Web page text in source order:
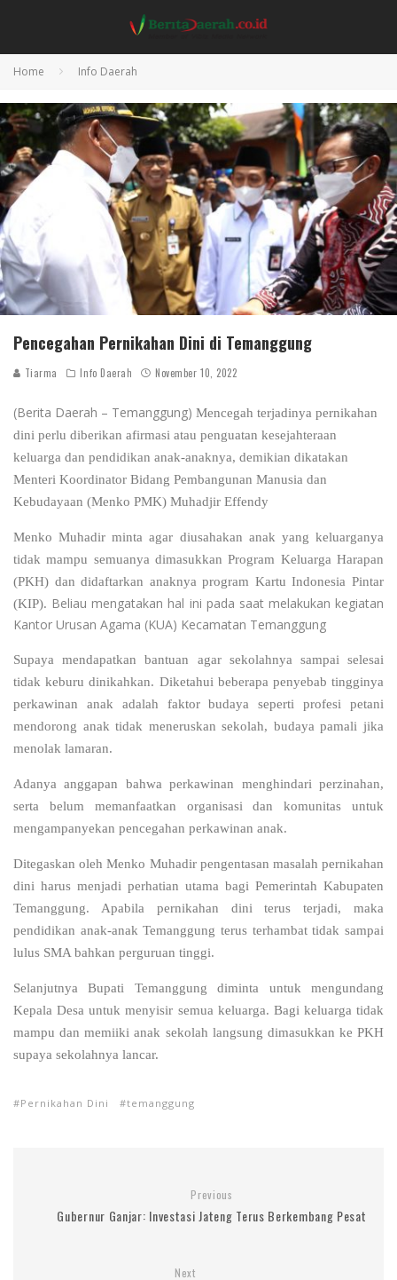
Home Info Daerah
Pencegahan Pernikahan Dini di Temanggung
Tiarma Info Daerah November 10, 2022
(Berita Daerah – Temanggung) Mencegah terjadinya pernikahan
dini perlu diberikan afirmasi atau penguatan kesejahteraan
keluarga dan pendidikan anak-anaknya, demikian dikatakan
Menteri Koordinator Bidang Pembangunan Manusia dan
Kebudayaan (Menko PMK) Muhadjir Effendy
Menko Muhadir minta agar diusahakan anak yang keluarganya
tidak mampu semuanya dimasukkan Program Keluarga Harapan
(PKH) dan didaftarkan anaknya program Kartu Indonesia Pintar
(KIP). Beliau mengatakan hal ini pada saat melakukan kegiatan
Kantor Urusan Agama (KUA) Kecamatan Temanggung
Supaya mendapatkan bantuan agar sekolahnya sampai selesai
tidak keburu dinikahkan. Diketahui beberapa penyebab tingginya
perkawinan anak adalah faktor budaya seperti profesi petani
mendorong anak tidak meneruskan sekolah, budaya pamali jika
menolak lamaran.
Adanya anggapan bahwa perkawinan menghindari perzinahan,
serta belum memanfaatkan organisasi dan komunitas untuk
mengampanyekan pencegahan perkawinan anak.
Ditegaskan oleh Menko Muhadir pengentasan masalah pernikahan
dini harus menjadi perhatian utama bagi Pemerintah Kabupaten
Temanggung. Apabila pernikahan dini terus terjadi, maka
pendidikan anak-anak Temanggung terus terhambat tidak sampai
lulus SMA bahkan perguruan tinggi.
Selanjutnya Bupati Temanggung diminta untuk mengundang
Kepala Desa untuk menyisir semua keluarga. Bagi keluarga tidak
mampu dan memiiki anak sekolah langsung dimasukkan ke PKH
supaya sekolahnya lancar.
Pernikahan Dini temanggung
Previous
Gubernur Ganjar: Investasi Jateng Terus Berkembang Pesat
Next